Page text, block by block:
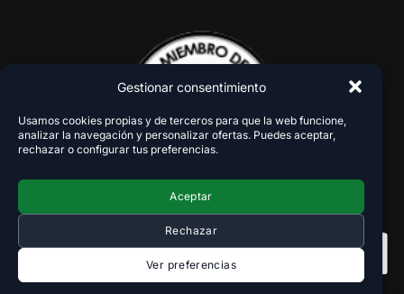
Gestionar consentimiento
Usamos cookies propias y de terceros para que la web funcione,
analizar la navegación y personalizar ofertas. Puedes aceptar,
rechazar o configurar tus preferencias.
Aceptar
Rechazar
Ver preferencias